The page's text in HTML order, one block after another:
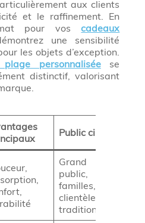
aux clients
et le raffinement. En
pour voscadeaux
une sensibilité
les objets d’exception.
personnaliséese
distinctif, valorisant
Public cible
Grand
public,
familles,
clientèle
traditionnelle